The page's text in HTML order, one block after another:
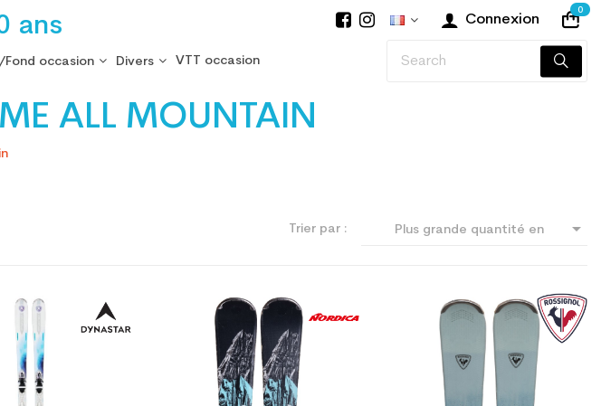
ans Connexion
0
occasion Divers VTT occasion
ALL MOUNTAIN
Trier par : Plus grande quantité en 